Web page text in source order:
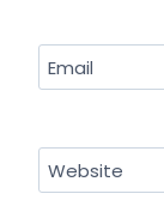
Email
Website